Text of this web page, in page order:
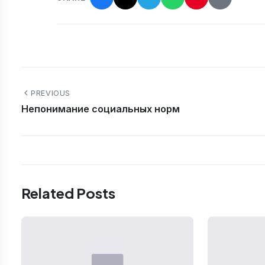
PREVIOUS
Непонимание социальных норм
Related Posts